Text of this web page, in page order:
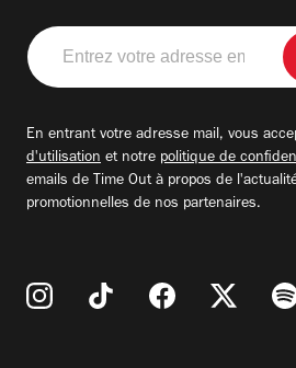
Entrez
votre
adresse
En entrant votre adresse mail, vous
d'utilisation et notre politique de
emails de Time Out à propos de
promotionnelles de nos partenaires.